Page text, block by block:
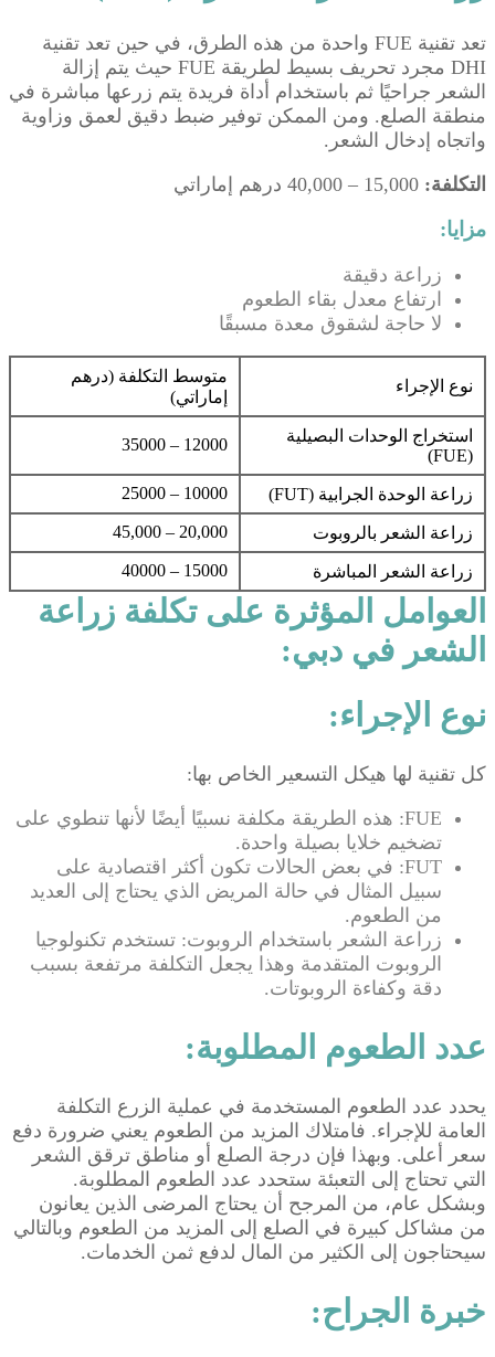
تعد تقنية FUE واحدة من هذه الطرق، في حين تعد تقنية
DHI مجرد تحريف بسيط لطريقة FUE حيث يتم إزالة
الشعر جراحيًا ثم باستخدام أداة فريدة يتم زرعها مباشرة في
منطقة الصلع. ومن الممكن توفير ضبط دقيق لعمق وزاوية
واتجاه إدخال الشعر.
التكلفة: 15,000 – 40,000 درهم إماراتي
مزايا:
زراعة دقيقة
ارتفاع معدل بقاء الطعوم
لا حاجة لشقوق معدة مسبقًا
نوع الإجراء
متوسط ​​التكلفة (درهم
إماراتي)
استخراج الوحدات البصيلية
(FUE)
12000 – 35000
زراعة الوحدة الجرابية (FUT) 10000 – 25000
زراعة الشعر بالروبوت 20,000 – 45,000
زراعة الشعر المباشرة 15000 – 40000
العوامل المؤثرة على تكلفة زراعة
الشعر في دبي:
نوع الإجراء:
كل تقنية لها هيكل التسعير الخاص بها:
FUE: هذه الطريقة مكلفة نسبيًا أيضًا لأنها تنطوي على
تضخيم خلايا بصيلة واحدة.
FUT: في بعض الحالات تكون أكثر اقتصادية على
سبيل المثال في حالة المريض الذي يحتاج إلى العديد
من الطعوم.
زراعة الشعر باستخدام الروبوت: تستخدم تكنولوجيا
الروبوت المتقدمة وهذا يجعل التكلفة مرتفعة بسبب
دقة وكفاءة الروبوتات.
عدد الطعوم المطلوبة:
يحدد عدد الطعوم المستخدمة في عملية الزرع التكلفة
العامة للإجراء. فامتلاك المزيد من الطعوم يعني ضرورة دفع
سعر أعلى. وبهذا فإن درجة الصلع أو مناطق ترقق الشعر
التي تحتاج إلى التعبئة ستحدد عدد الطعوم المطلوبة.
وبشكل عام، من المرجح أن يحتاج المرضى الذين يعانون
من مشاكل كبيرة في الصلع إلى المزيد من الطعوم وبالتالي
سيحتاجون إلى الكثير من المال لدفع ثمن الخدمات.
خبرة الجراح: